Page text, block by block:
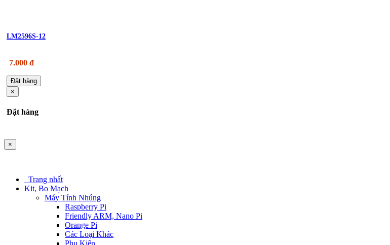
LM2596S-12
7.000 đ
Đặt hàng
×
Đặt hàng
×
Trang nhất
Kit, Bo Mạch
Máy Tính Nhúng
Raspberry Pi
Friendly ARM, Nano Pi
Orange Pi
Các Loại Khác